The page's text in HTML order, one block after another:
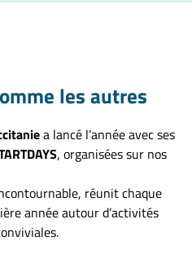
les autres
a lancé l’année avec ses
, organisées sur nos
réunit chaque
année autour d’activités